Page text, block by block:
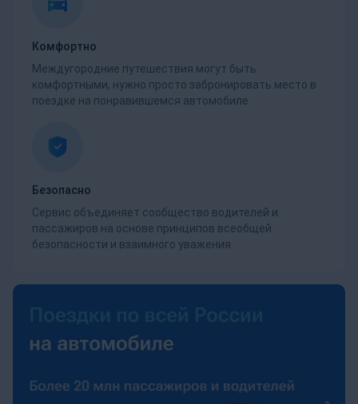
Комфортно
Междугородние путешествия могут быть
комфортными, нужно просто забронировать место в
поездке на понравившемся автомобиле.
Безопасно
Сервис объединяет сообщество водителей и
пассажиров на основе принципов всеобщей
безопасности и взаимного уважения.